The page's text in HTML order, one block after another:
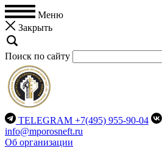
Меню
Закрыть
Поиск по сайту
TELEGRAM +7(495) 955-90-04
info@mporosneft.ru
Об организации